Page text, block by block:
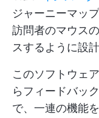
ジャーニーマッ
訪問者のマウス
スするように設
このソフトウェ
らフィードバッ
で、一連の機能